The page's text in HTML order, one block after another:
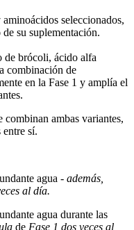
seleccionados,
su suplementación.
de brócoli, ácido alfa
combinación de
en la Fase 1 y amplía el
ambas variantes,
entre sí.
agua - además,
al día.
agua durante las
de Fase 1 dos veces al